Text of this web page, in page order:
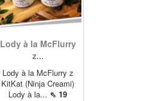
Lody à la McFlurry
z...
Lody à la McFlurry z
KitKat (Ninja Creami)
Lody à la... ⇖ 19